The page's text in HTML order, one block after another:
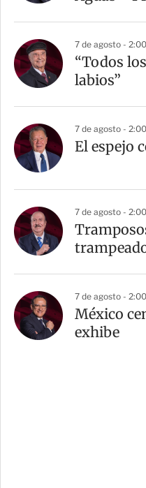
7 de agosto -
“Todos
labios”
7 de agosto -
El espejo
7 de agosto -
7 de agosto -
México
exhibe